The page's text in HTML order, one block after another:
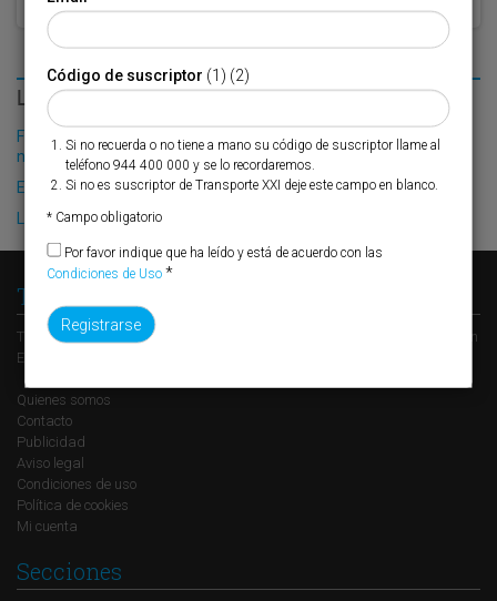
LO MÁS LEÍDO
Fribasa refuerza su logística con la puesta en marcha de una
nueva base en Vizcaya
El Puerto de Valencia crecerá en oferta ro-pax
La falta de relevo generacional aprieta al transporte y la logística
Transporte XXI
Transporte XXI es el periódico de referencia del transporte y la logística en
España, perteneciente al Grupo XXI de Comunicación Empresarial.
Quienes somos
Contacto
Publicidad
Aviso legal
Condiciones de uso
Política de cookies
Mi cuenta
Secciones
Código de suscriptor (1) (2)
Si no recuerda o no tiene a mano su código de suscriptor llame al
teléfono 944 400 000 y se lo recordaremos.
Si no es suscriptor de Transporte XXI deje este campo en blanco.
* Campo obligatorio
Por favor indique que ha leído y está de acuerdo con las
Condiciones de Uso *